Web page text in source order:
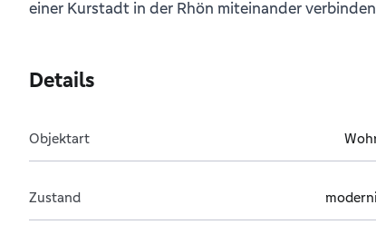
einer Kurstadt in der Rhön miteinander
Details
Objektart
Zustand